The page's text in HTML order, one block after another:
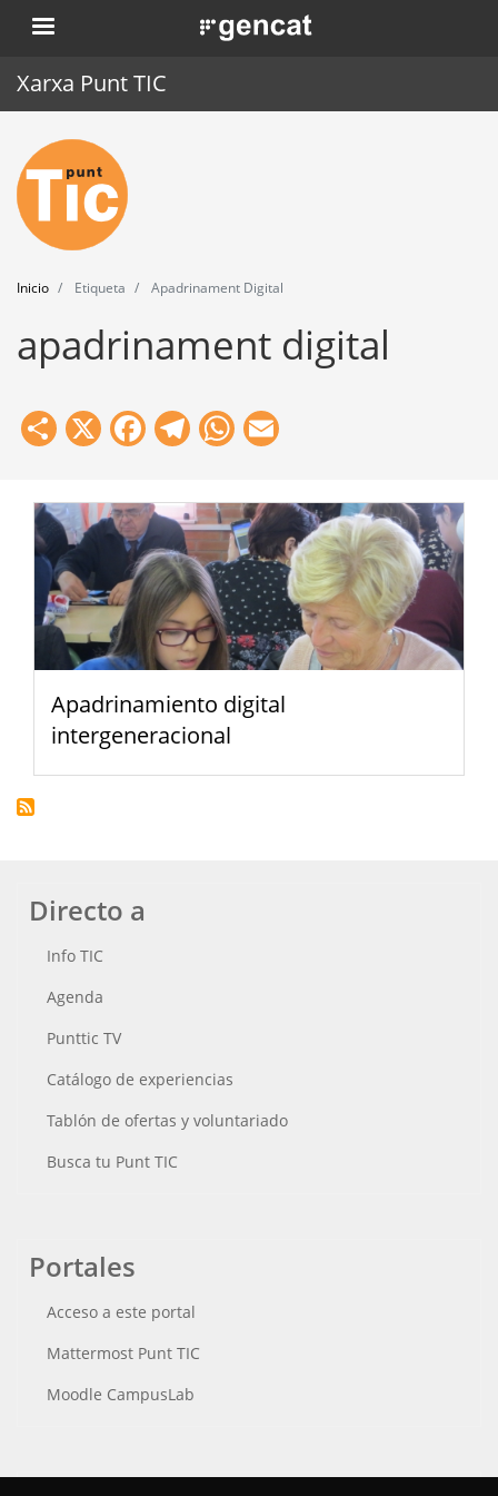
Pasar
al
. Obre en una nova finestra.
Xarxa Punt TIC
Inicio
Punt TIC
Actualidad
Agenda
Formación
Herramientas
Inicio Etiqueta Apadrinament Digital
apadrinament digital
Share
X Facebook
Telegram
WhatsApp
Apadrinamiento digital
intergeneracional
Directo a
Info TIC
Agenda
Punttic TV
Catálogo de experiencias
Tablón de ofertas y voluntariado
Busca tu Punt TIC
Portales
Acceso a este portal
Mattermost Punt TIC
Moodle CampusLab